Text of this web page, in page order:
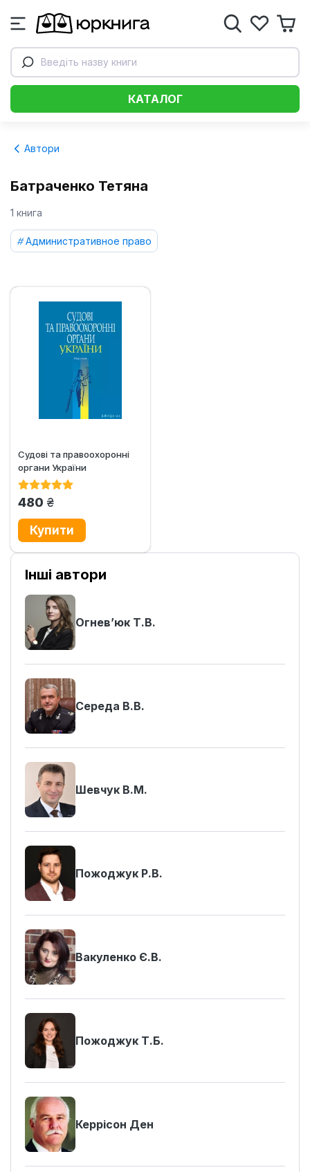
Введіть назву книги
КАТАЛОГ
Автори
Батраченко Тетяна
1 книга
Административное право
Судові та правоохоронні
органи України
480 грн.
Інші автори
Огнев’юк Т.В.
Середа В.В.
Шевчук В.М.
Пожоджук Р.В.
Вакуленко Є.В.
Пожоджук Т.Б.
Керрісон Ден